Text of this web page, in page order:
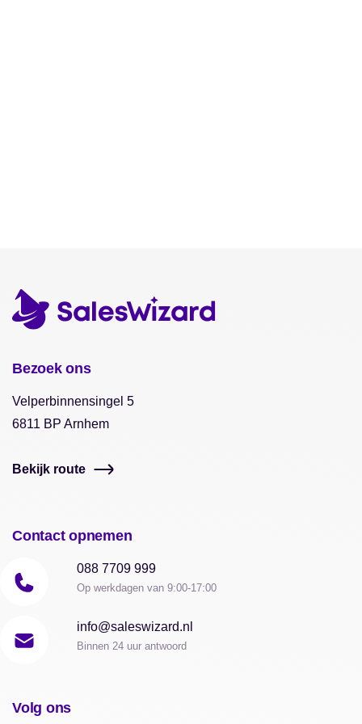
Bezoek ons
Velperbinnensingel 5
6811 BP Arnhem
Bekijk route
Contact opnemen
088 7709 999
Op werkdagen van 9:00-17:00
info@saleswizard.nl
Binnen 24 uur antwoord
Volg ons